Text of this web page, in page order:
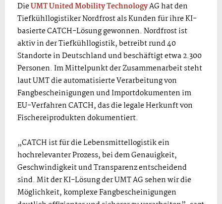
DieUMT United Mobility TechnologyAG hat den
Tiefkühllogistiker Nordfrost als Kunden für ihre KI-
basierte CATCH-Lösung gewonnen. Nordfrost ist
aktiv in der Tiefkühllogistik, betreibt rund 40
Standorte in Deutschland und beschäftigt etwa 2.300
Personen. Im Mittelpunkt der Zusammenarbeit steht
laut UMT die automatisierte Verarbeitung von
Fangbescheinigungen und Importdokumenten im
EU-Verfahren CATCH, das die legale Herkunft von
Fischereiprodukten dokumentiert.
„CATCH ist für die Lebensmittellogistik ein
hochrelevanter Prozess, bei dem Genauigkeit,
Geschwindigkeit und Transparenz entscheidend
sind. Mit der KI-Lösung der UMT AG sehen wir die
Möglichkeit, komplexe Fangbescheinigungen